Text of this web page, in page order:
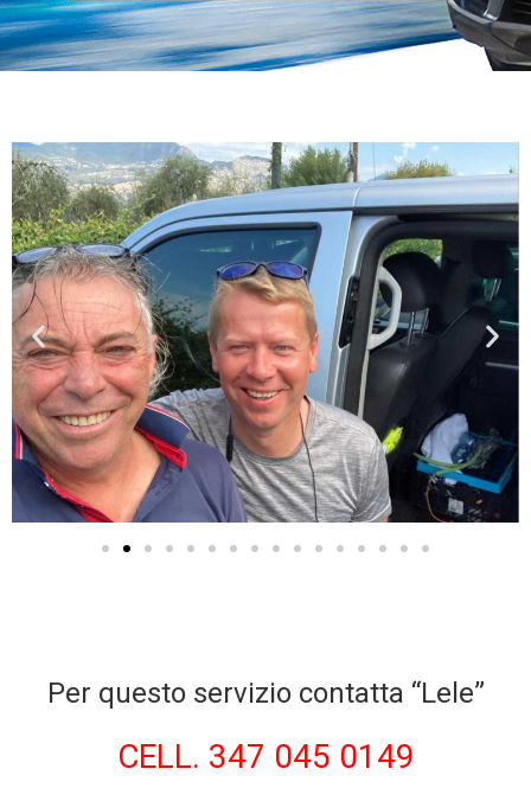
Per questo servizio contatta “Lele”
CELL. 347 045 0149